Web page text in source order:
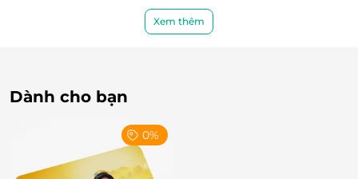
trở thành một cái tên gần gũi hơn với khách
Xem thêm
Dành cho bạn
0%